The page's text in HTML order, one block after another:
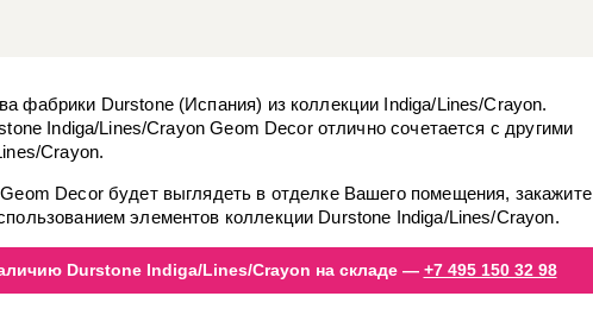
фабрики Durstone (Испания) из коллекции Indiga/Lines/Crayon.
Indiga/Lines/Crayon Geom Decor отлично сочетается с другими
Crayon.
Decor будет выглядеть в отделке Вашего помещения, закажите
элементов коллекции Durstone Indiga/Lines/Crayon.
Durstone Indiga/Lines/Crayon на складе — +7 495 150 32 98